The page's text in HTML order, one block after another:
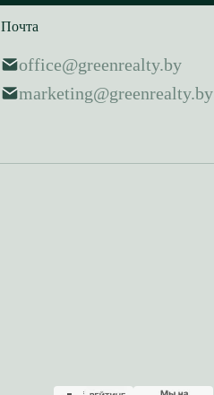
Почта
office@greenrealty.by
marketing@greenrealty.by